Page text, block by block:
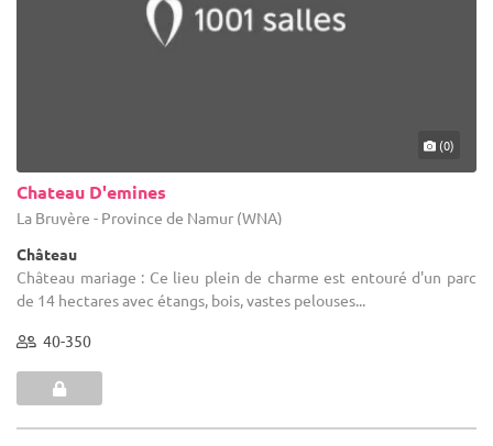
(0)
Chateau D'emines
La Bruyère - Province de Namur (WNA)
Château
Château mariage : Ce lieu plein de charme est entouré d'un parc
de 14 hectares avec étangs, bois, vastes pelouses...
40-350